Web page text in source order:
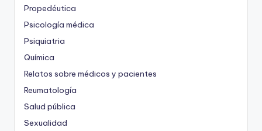
Propedéutica
Psicología médica
Psiquiatria
Química
Relatos sobre médicos y pacientes
Reumatología
Salud pública
Sexualidad